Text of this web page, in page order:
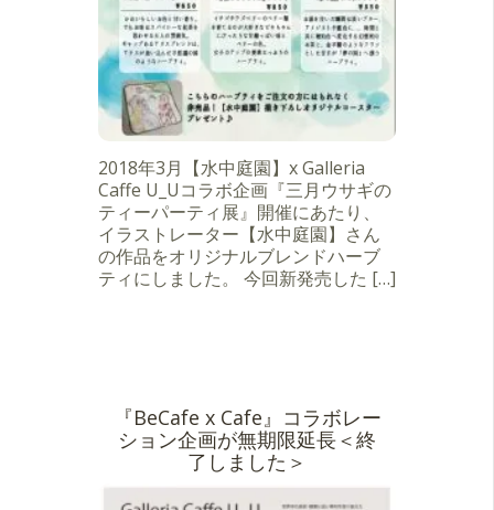
2018年3月【水中庭園】x Galleria
Caffe U_Uコラボ企画『三月ウサギの
ティーパーティ展』開催にあたり、
イラストレーター【水中庭園】さん
の作品をオリジナルブレンドハーブ
ティにしました。 今回新発売した […]
『BeCafe x Cafe』コラボレー
ション企画が無期限延長＜終
了しました＞